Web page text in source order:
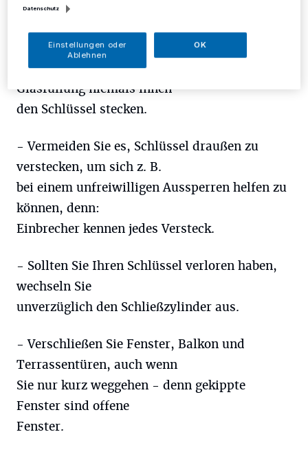
Kreispolizeibehörde Mettmann folgende
Ratschläge zum Thema Einbruchschutz:
- Lassen Sie bei Wohnungs-/Haustüren mit
Glasfüllung niemals innen
den Schlüssel stecken.
- Vermeiden Sie es, Schlüssel draußen zu
verstecken, um sich z. B.
bei einem unfreiwilligen Aussperren helfen zu
können, denn:
Einbrecher kennen jedes Versteck.
- Sollten Sie Ihren Schlüssel verloren haben,
wechseln Sie
unverzüglich den Schließzylinder aus.
- Verschließen Sie Fenster, Balkon und
Terrassentüren, auch wenn
Sie nur kurz weggehen - denn gekippte
Fenster sind offene
Fenster.
Datenschutz
Einstellungen oder
Ablehnen
OK